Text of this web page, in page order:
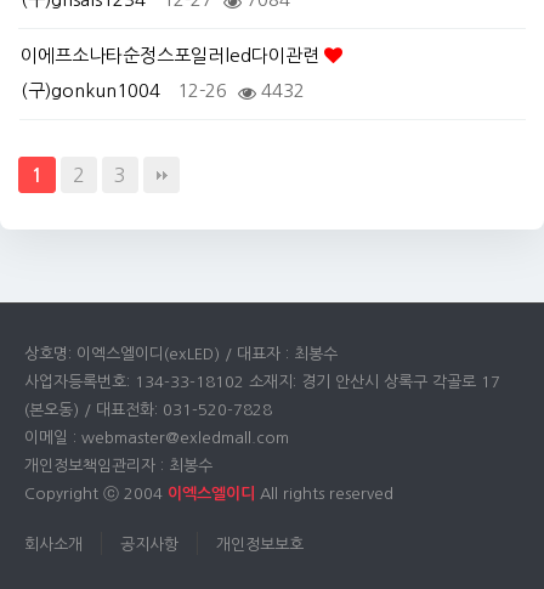
이에프소나타순정스포일러led다이관련
(구)gonkun1004
12-26 4432
1 2 3
상호명: 이엑스엘이디(exLED) / 대표자 : 최봉수
사업자등록번호: 134-33-18102 소재지: 경기 안산시 상록구 각골로 17
(본오동) / 대표전화: 031-520-7828
이메일 : webmaster@exledmall.com
개인정보책임관리자 : 최봉수
Copyright ⓒ 2004 이엑스엘이디 All rights reserved
회사소개 공지사항 개인정보보호